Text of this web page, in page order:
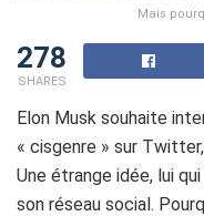
Mais
278
SHARES
Elon Musk souhaite
« cisgenre » sur
Une étrange idée, lui
son réseau social.